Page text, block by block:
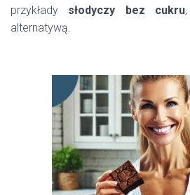
przykłady słodyczy bez cukru
alternatywą.